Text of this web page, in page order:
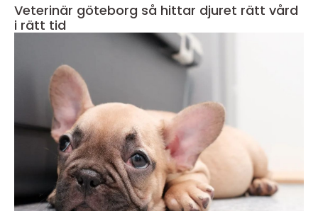
Veterinär göteborg så hittar djuret rätt vård
i rätt tid